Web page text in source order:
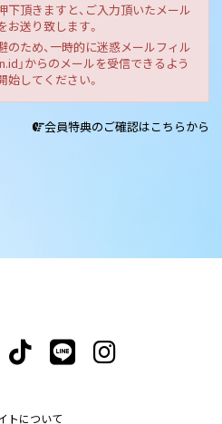
頂きますと、ご入力頂いたメール
送り致します。
ため、一時的に迷惑メールフィル
」からのメールを受信できるよう
してください。
会員特典のご確認はこちらから
トについて